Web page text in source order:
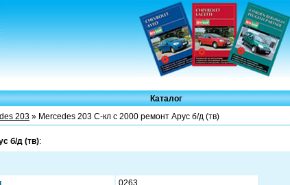
Каталог
203 » Mercedes 203 C-кл с 2000 ремонт Арус б/д (тв)
б/д (тв):
0263